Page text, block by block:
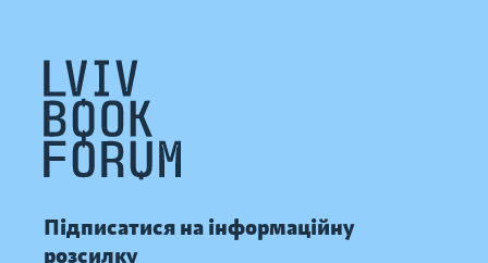
Підписатися на інформаційну
розсилку